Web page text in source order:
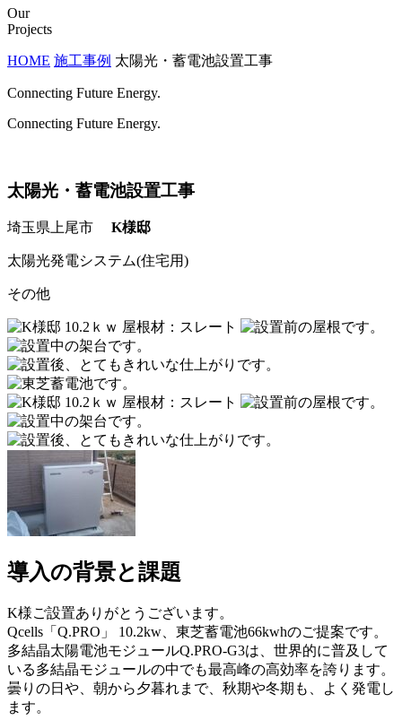
Our
Projects
HOME 施工事例 太陽光・蓄電池設置工事
Connecting Future Energy.
Connecting Future Energy.
太陽光・蓄電池設置工事
埼玉県上尾市 K様邸
太陽光発電システム(住宅用)
その他
導入の背景と課題
K様ご設置ありがとうございます。
Qcells「Q.PRO」 10.2kw、東芝蓄電池66kwhのご提案です。
多結晶太陽電池モジュールQ.PRO-G3は、世界的に普及して
いる多結晶モジュールの中でも最高峰の高効率を誇ります。
曇りの日や、朝から夕暮れまで、秋期や冬期も、よく発電し
ます。